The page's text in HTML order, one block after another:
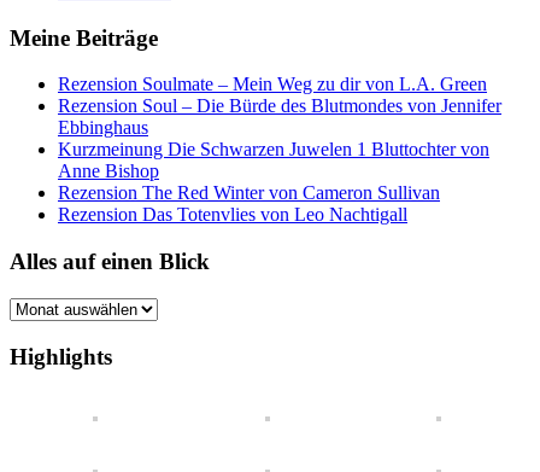
Meine Beiträge
Rezension Soulmate – Mein Weg zu dir von L.A. Green
Rezension Soul – Die Bürde des Blutmondes von Jennifer
Ebbinghaus
Kurzmeinung Die Schwarzen Juwelen 1 Bluttochter von
Anne Bishop
Rezension The Red Winter von Cameron Sullivan
Rezension Das Totenvlies von Leo Nachtigall
Alles auf einen Blick
Alles
einen
Blick
Highlights